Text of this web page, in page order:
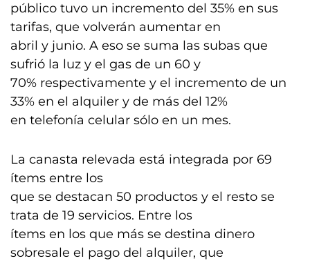
público tuvo un incremento del 35% en sus
tarifas, que volverán aumentar en
abril y junio. A eso se suma las subas que
sufrió la luz y el gas de un 60 y
70% respectivamente y el incremento de un
33% en el alquiler y de más del 12%
en telefonía celular sólo en un mes.
La canasta relevada está integrada por 69
ítems entre los
que se destacan 50 productos y el resto se
trata de 19 servicios. Entre los
ítems en los que más se destina dinero
sobresale el pago del alquiler, que